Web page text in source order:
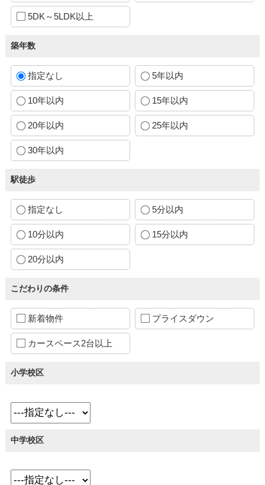
5DK～5LDK以上
築年数
指定なし 5年以内
10年以内 15年以内
20年以内 25年以内
30年以内
駅徒歩
指定なし 5分以内
10分以内 15分以内
20分以内
こだわりの条件
新着物件 プライスダウン
カースペース2台以上
小学校区
中学校区